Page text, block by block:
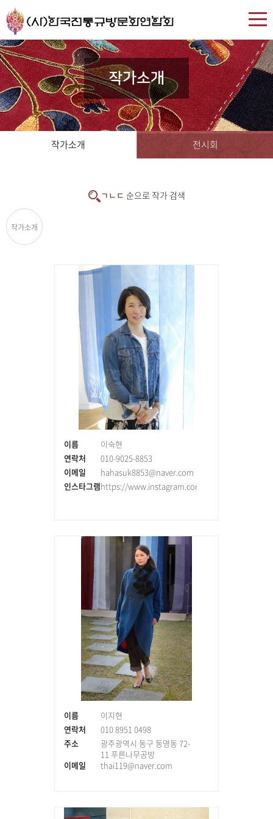
작가소개
작가소개 전시회
ㄱㄴㄷ 순으로 작가 검색
작가소개
이름
이숙현
연락처
010-9025-8853
이메일
hahasuk8853@naver.com
인스타그램https://www.instagram.com/maminory79
이름
이지현
연락처
010 8951 0498
주소
광주광역시 동구 동명동 72-
11 푸른나무공방
이메일
thai119@naver.com